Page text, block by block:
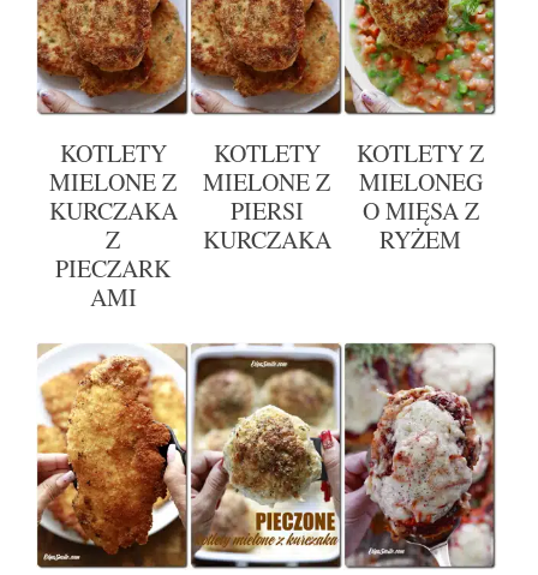
KOTLETY
MIELONE Z
KURCZAKA
Z
PIECZARK
AMI
KOTLETY
MIELONE Z
PIERSI
KURCZAKA
KOTLETY Z
MIELONEG
O MIĘSA Z
RYŻEM